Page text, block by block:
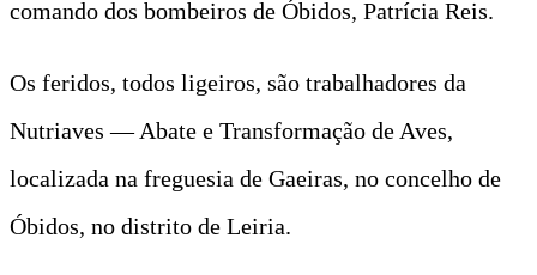
comando dos bombeiros de Óbidos, Patrícia Reis.
Os feridos, todos ligeiros, são trabalhadores da
Nutriaves — Abate e Transformação de Aves,
localizada na freguesia de Gaeiras, no concelho de
Óbidos, no distrito de Leiria.